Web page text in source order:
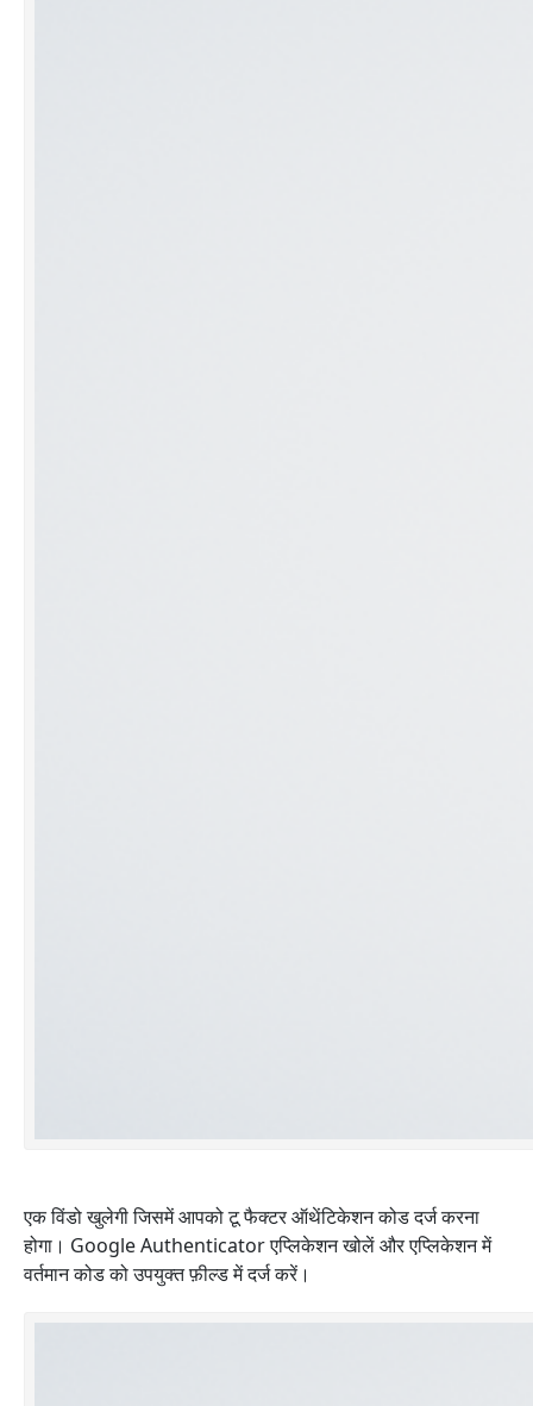
एक विंडो खुलेगी जिसमें आपको टू फैक्टर ऑथेंटिकेशन कोड दर्ज करना
होगा। Google Authenticator एप्लिकेशन खोलें और एप्लिकेशन में
वर्तमान कोड को उपयुक्त फ़ील्ड में दर्ज करें।